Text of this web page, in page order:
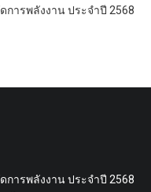
การพลังงาน ประจำปี 2568
การพลังงาน ประจำปี 2568